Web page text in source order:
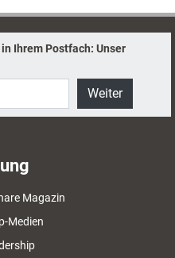
Ihrem Postfach: Unser
Weiter
Magazin
Medien